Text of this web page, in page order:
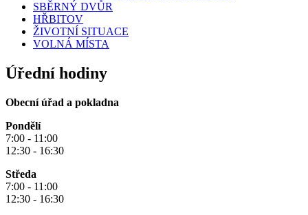
SBĚRNÝ DVŮR
HŘBITOV
ŽIVOTNÍ SITUACE
VOLNÁ MÍSTA
Úřední hodiny
Obecní úřad a pokladna
Pondělí
7:00 - 11:00
12:30 - 16:30
Středa
7:00 - 11:00
12:30 - 16:30